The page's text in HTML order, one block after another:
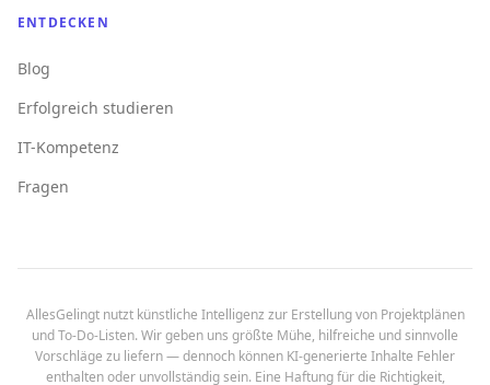
ENTDECKEN
Blog
Erfolgreich studieren
IT-Kompetenz
Fragen
AllesGelingt nutzt künstliche Intelligenz zur Erstellung von Projektplänen
und To-Do-Listen. Wir geben uns größte Mühe, hilfreiche und sinnvolle
Vorschläge zu liefern — dennoch können KI-generierte Inhalte Fehler
enthalten oder unvollständig sein. Eine Haftung für die Richtigkeit,